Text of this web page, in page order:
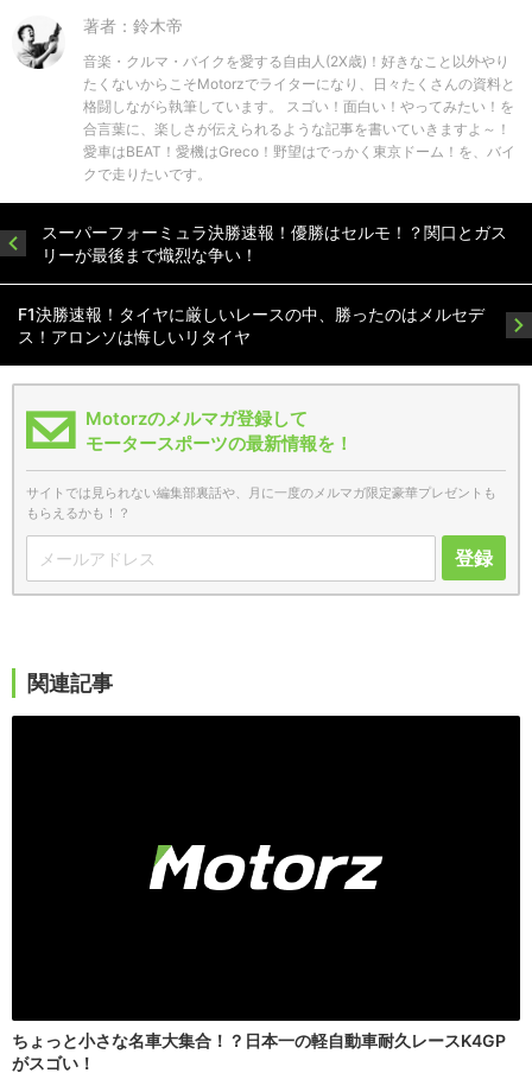
著者：鈴木帝
音楽・クルマ・バイクを愛する自由人(2X歳)！好きなこと以外やり
たくないからこそMotorzでライターになり、日々たくさんの資料と
格闘しながら執筆しています。 スゴい！面白い！やってみたい！を
合言葉に、楽しさが伝えられるような記事を書いていきますよ～！
愛車はBEAT！愛機はGreco！野望はでっかく東京ドーム！を、バイ
クで走りたいです。
スーパーフォーミュラ決勝速報！優勝はセルモ！？関口とガス
リーが最後まで熾烈な争い！
F1決勝速報！タイヤに厳しいレースの中、勝ったのはメルセデ
ス！アロンソは悔しいリタイヤ
Motorzのメルマガ登録して
モータースポーツの最新情報を！
サイトでは見られない編集部裏話や、月に一度のメルマガ限定豪華プレゼントも
もらえるかも！？
登録
関連記事
ちょっと小さな名車大集合！？日本一の軽自動車耐久レースK4GP
がスゴい！